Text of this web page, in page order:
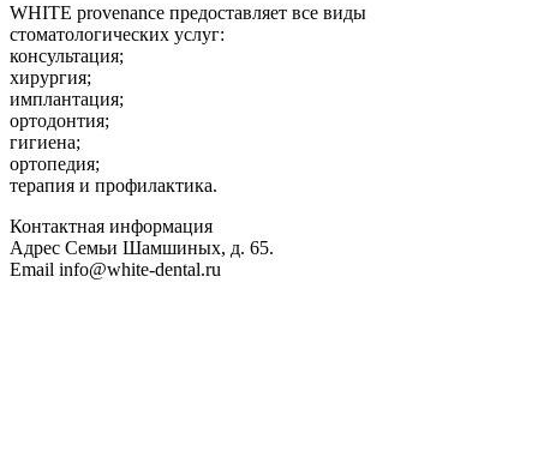
WHITE provenance предоставляет все виды
стоматологических услуг:
консультация;
хирургия;
имплантация;
ортодонтия;
гигиена;
ортопедия;
терапия и профилактика.
Контактная информация
Адрес Семьи Шамшиных, д. 65.
Email info@white-dental.ru